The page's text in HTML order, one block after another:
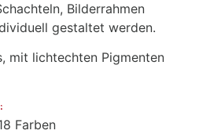
Bilderrahmen
gestaltet werden.
mit lichtechten Pigmenten
Farben